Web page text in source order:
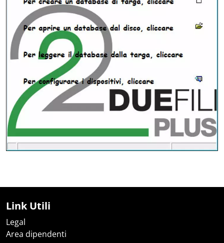
Link Utili
Legal
Area dipendenti